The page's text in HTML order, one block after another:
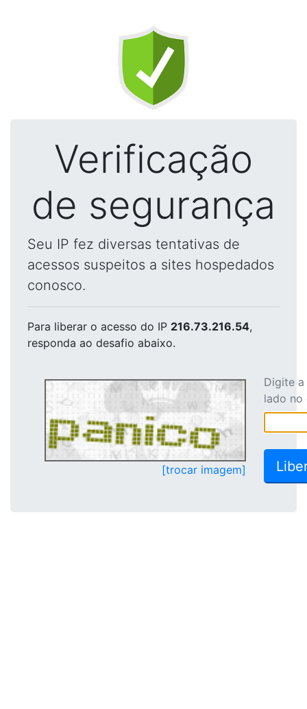
Verificação
de segurança
Seu IP fez diversas tentativas de
acessos suspeitos a sites hospedados
conosco.
Para liberar o acesso do IP 216.73.216.54,
responda ao desafio abaixo.
[trocar imagem]
Digite
lado no